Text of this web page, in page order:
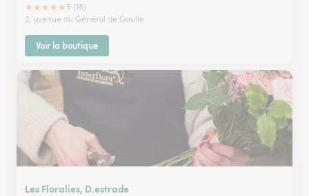
★★★★★ 5 (18)
2, avenue du Général de Gaulle
Voir la boutique
Les Floralies, D.estrade